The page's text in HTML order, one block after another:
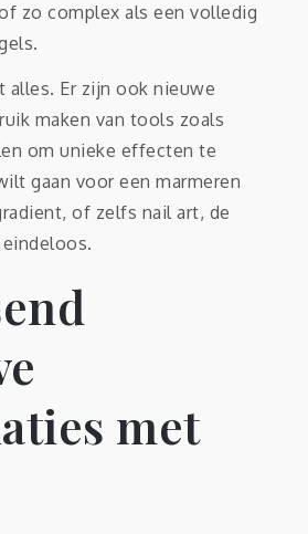
zo complex als een volledig
alles. Er zijn ook nieuwe
maken van tools zoals
om unieke effecten te
gaan voor een marmeren
of zelfs nail art, de
met